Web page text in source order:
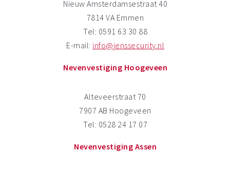
Nieuw Amsterdamsestraat 40
7814 VA Emmen
Tel: 0591 63 30 88
E-mail: info@jenssecurity.nl
Nevenvestiging Hoogeveen
Alteveerstraat 70
7907 AB Hoogeveen
Tel: 0528 24 17 07
Nevenvestiging Assen